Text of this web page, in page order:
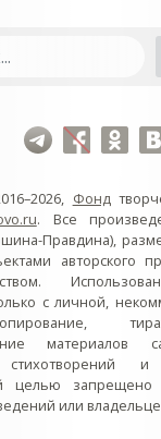
Фонд
. Все
Правдина),
авторского
с личной,
материалов
стихотворений
целью
или